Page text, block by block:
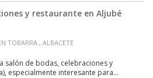
y restaurante en Aljubé
TOBARRA , ALBACETE
salón de bodas, celebraciones y
especialmente interesante para...